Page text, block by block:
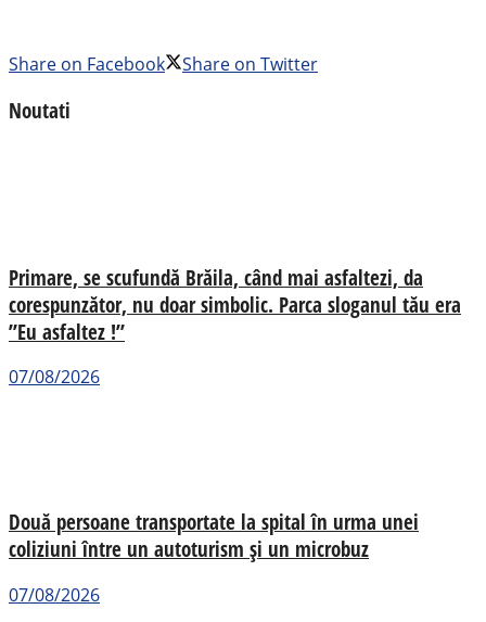
Share on Facebook Share on Twitter
Noutati
Primare, se scufundă Brăila, când mai asfaltezi, da
corespunzător, nu doar simbolic. Parca sloganul tău era
”Eu asfaltez !”
07/08/2026
Două persoane transportate la spital în urma unei
coliziuni între un autoturism și un microbuz
07/08/2026